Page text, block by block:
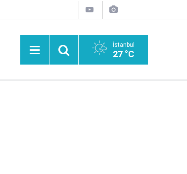
İstanbul
27 °C